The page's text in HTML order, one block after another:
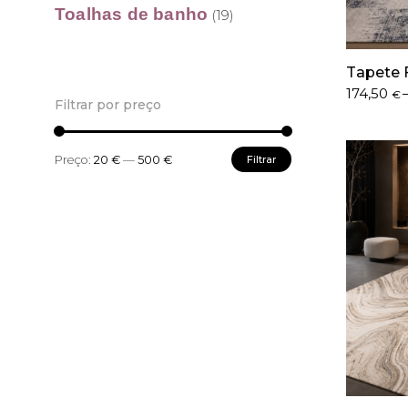
Tapete
174,50 €
Price
through
495,90 €
Toalhas de banho (19)
Filtrar por preço
Preço
Preço
Filtrar
Preço: 20 € — 500 €